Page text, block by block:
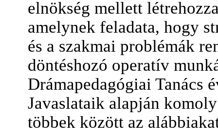
elnökség mellett
amelynek feladata, hogy
és a szakmai problémák
döntéshozó operatív
Drámapedagógiai Tanács
Javaslataik alapján
többek között az